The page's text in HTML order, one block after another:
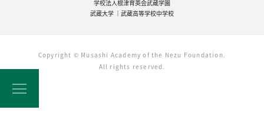
学校法人根津育英会武蔵学園
武蔵大学
武蔵高等学校中学校
Copyright © Musashi Academy of the Nezu Foundation.
All rights reserved.